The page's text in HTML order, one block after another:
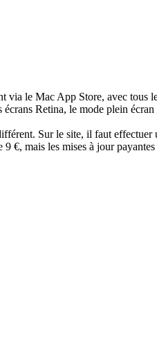
via le Mac App Store, avec tous
écrans Retina, le mode plein
Sur le site, il faut
€, mais les mises à jour